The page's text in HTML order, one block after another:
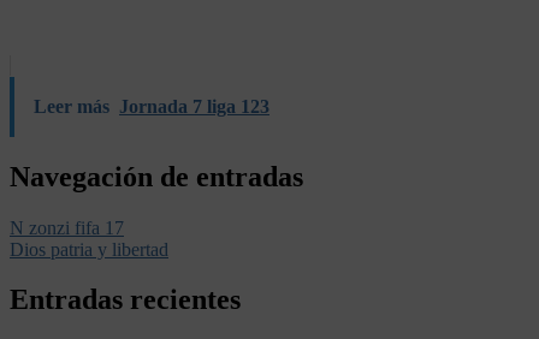
Leer más Jornada 7 liga 123
Navegación de entradas
N zonzi fifa 17
Dios patria y libertad
Entradas recientes